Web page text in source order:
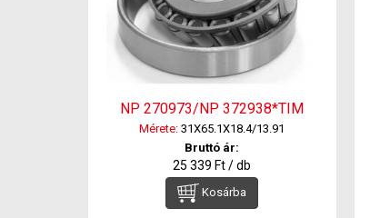
NP 270973/NP 372938*TIM
Mérete: 31X65.1X18.4/13.91
Bruttó ár:
25 339 Ft / db
Kosárba